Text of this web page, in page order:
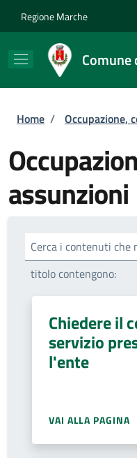
Regione Marche
Comune
Briciole di
Home / Occupazione,
assunzioni
Cerca i contenuti che
titolo contengono:
Chiedere il
servizio
l'ente
VAI ALLA PAGINA